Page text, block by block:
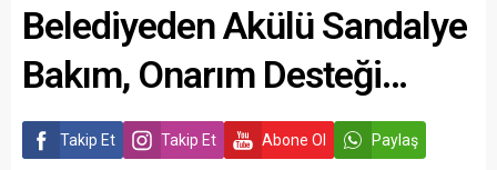
Belediyeden Akülü Sandalye
Bakım, Onarım Desteği…
Takip Et Takip Et Abone Ol Paylaş